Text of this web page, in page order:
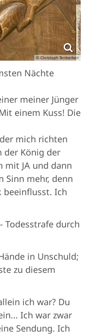
© Christoph Tenberken
Nächte
meiner Jünger
einem Kuss! Die
mich richten
der König der
mit JA und dann
Sinn mehr, denn
beeinflusst. Ich
Todesstrafe durch
in Unschuld;
zu diesem
ich war? Du
Ich war zwar
Sendung. Ich